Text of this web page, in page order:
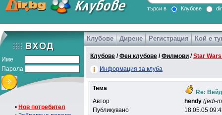
Games
търси в Клубове
Име
Парола
• Нов потребител
Клубове Дирене Регистрация Кой е
Клубове /Фен клубове /Филмови /Star
Информация за клуба
Тема
Re:
Автор
hendy (jedi-
Публикувано
18.05.05